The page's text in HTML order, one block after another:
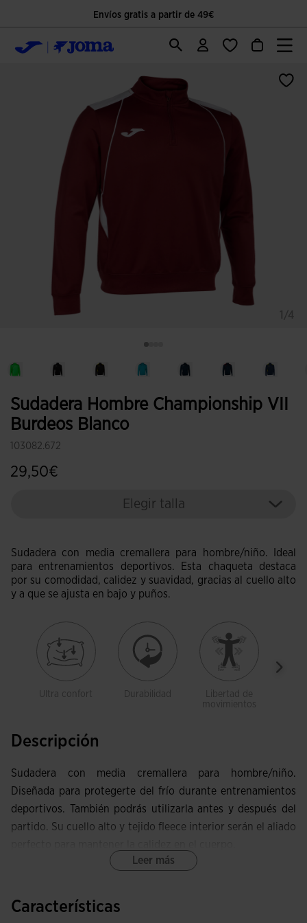
Envíos gratis a partir de 49€
Sudadera Hombre Championship VII
Burdeos Blanco
103082.672
29,50€
Elegir talla
Sudadera con media cremallera para hombre/niño. Ideal
para entrenamientos deportivos. Esta chaqueta destaca
por su comodidad, calidez y suavidad, gracias al cuello alto
y a que se ajusta en bajo y puños.
Ultra confort Durabilidad
Libertad de
movimientos
Descripción
Sudadera con media cremallera para hombre/niño.
Diseñada para protegerte del frío durante entrenamientos
deportivos. También podrás utilizarla antes y después del
partido. Su cuello alto y tejido fleece interior serán el aliado
roce con el cuello. Además, posee costuras adelantadas en
Leer más
Características